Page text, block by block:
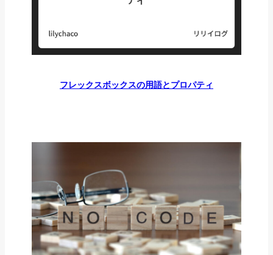
フレックスボックスの用語とプロパティ